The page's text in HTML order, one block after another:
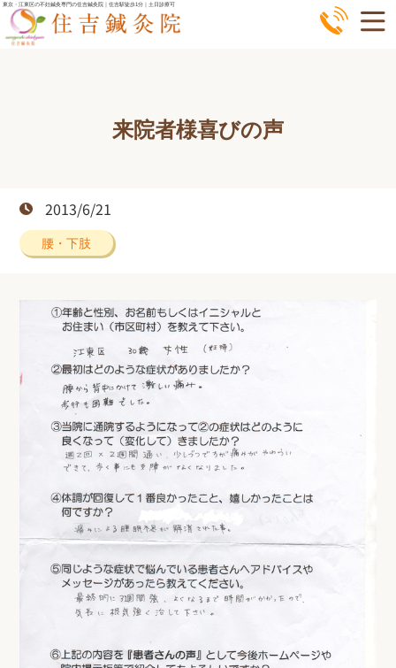
コ
ン
東京・江東区の不妊鍼灸専門の住吉鍼灸院｜住吉駅徒歩1分｜土日診療可
来院者様喜びの声
2013/6/21
腰・下肢